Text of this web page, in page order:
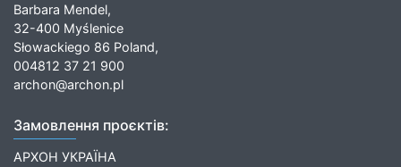
Barbara Mendel,
32-400 Myślenice
Słowackiego 86 Poland,
004812 37 21 900
archon@archon.pl
Замовлення проєктів:
АРХОН УКРАЇНА